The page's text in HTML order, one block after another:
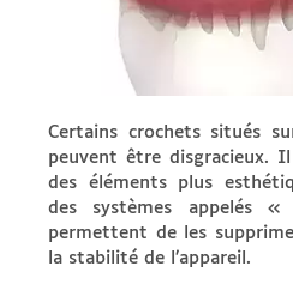
Certains crochets situés
peuvent être disgracieux.
des éléments plus
des systèmes appelés
permettent de les
la stabilité de l’appareil.